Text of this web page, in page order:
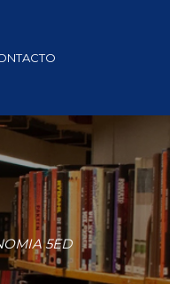
5ED